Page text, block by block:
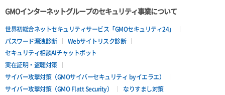
GMOインターネットグループのセキュリティ事業について
世界初総合ネットセキュリティサービス「GMOセキュリティ24」
パスワード漏洩診断
Webサイトリスク診断
セキュリティ相談AIチャットボット
実在証明・盗聴対策
サイバー攻撃対策（GMOサイバーセキュリティ byイエラエ）
サイバー攻撃対策（GMO Flatt Security）
なりすまし対策